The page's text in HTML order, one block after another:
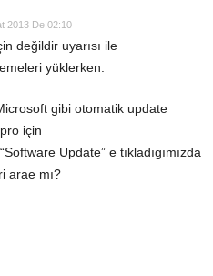
2013 De 02:10
değildir uyarısı ile
yüklerken.
gibi otomatik update
için
Update” e tıkladıgımızda
arae mı?